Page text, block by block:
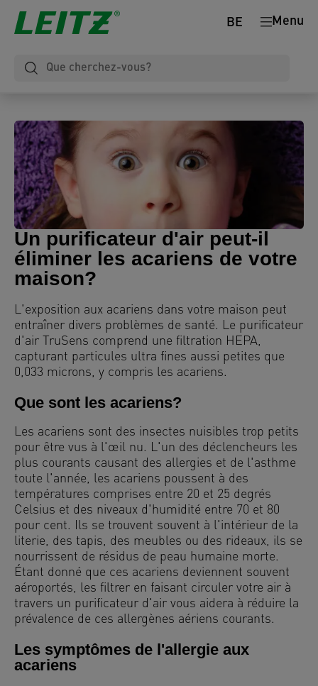
Menu
BE
Un purificateur d'air peut-il
éliminer les acariens de votre
maison?
L'exposition aux acariens dans votre maison peut
entraîner divers problèmes de santé. Le purificateur
d'air TruSens comprend une filtration HEPA,
capturant particules ultra fines aussi petites que
0,033 microns, y compris les acariens.
Que sont les acariens?
Les acariens sont des insectes nuisibles trop petits
pour être vus à l'œil nu. L'un des déclencheurs les
plus courants causant des allergies et de l'asthme
toute l'année, les acariens poussent à des
températures comprises entre 20 et 25 degrés
Celsius et des niveaux d'humidité entre 70 et 80
pour cent. Ils se trouvent souvent à l'intérieur de la
literie, des tapis, des meubles ou des rideaux, ils se
nourrissent de résidus de peau humaine morte.
Étant donné que ces acariens deviennent souvent
aéroportés, les filtrer en faisant circuler votre air à
travers un purificateur d'air vous aidera à réduire la
prévalence de ces allergènes aériens courants.
Les symptômes de l'allergie aux
acariens